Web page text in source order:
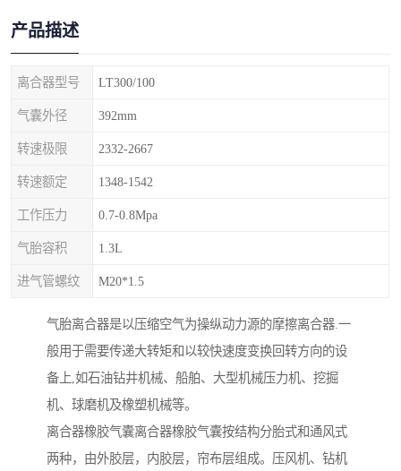
产品描述
离合器型号 LT300/100
气囊外径 392mm
转速极限 2332-2667
转速额定 1348-1542
工作压力 0.7-0.8Mpa
气胎容积 1.3L
进气管螺纹 M20*1.5
气胎离合器是以压缩空气为操纵动力源的摩擦离合器.一
般用于需要传递大转矩和以较快速度变换回转方向的设
备上,如石油钻井机械、船舶、大型机械压力机、挖掘
机、球磨机及橡塑机械等。
离合器橡胶气囊离合器橡胶气囊按结构分胎式和通风式
两种，由外胶层，内胶层，帘布层组成。压风机、钻机